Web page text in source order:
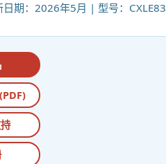
期：2026年5月 | 型号：